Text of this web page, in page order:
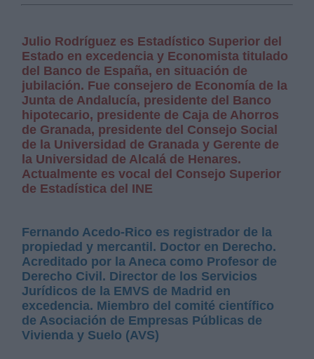
Julio Rodríguez es Estadístico Superior del
Estado en excedencia y Economista titulado
del Banco de España, en situación de
jubilación. Fue consejero de Economía de la
Junta de Andalucía, presidente del Banco
hipotecario, presidente de Caja de Ahorros
de Granada, presidente del Consejo Social
de la Universidad de Granada y Gerente de
la Universidad de Alcalá de Henares.
Actualmente es vocal del Consejo Superior
de Estadística del INE
Fernando Acedo-Rico es registrador de la
propiedad y mercantil. Doctor en Derecho.
Acreditado por la Aneca como Profesor de
Derecho Civil. Director de los Servicios
Jurídicos de la EMVS de Madrid en
excedencia. Miembro del comité científico
de Asociación de Empresas Públicas de
Vivienda y Suelo (AVS)